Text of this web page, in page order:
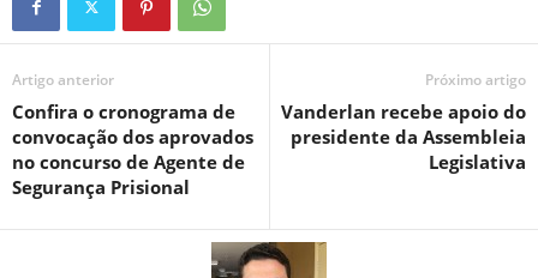
Artigo anterior
Confira o cronograma de
convocação dos aprovados
no concurso de Agente de
Segurança Prisional
Próximo artigo
Vanderlan recebe apoio do
presidente da Assembleia
Legislativa